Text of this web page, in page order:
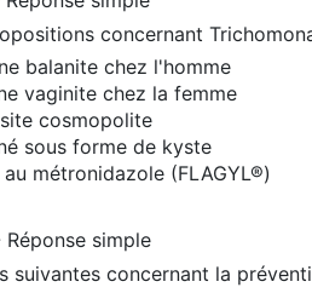
concernant
balanite chez l'homme
vaginite chez la femme
cosmopolite
sous forme de kyste
métronidazole (FLAGYL®)
simple
suivantes concernant la